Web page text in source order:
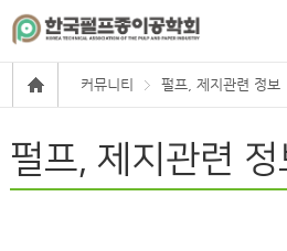
커뮤니티 펄프, 제지관련 정보
펄프, 제지관련 정